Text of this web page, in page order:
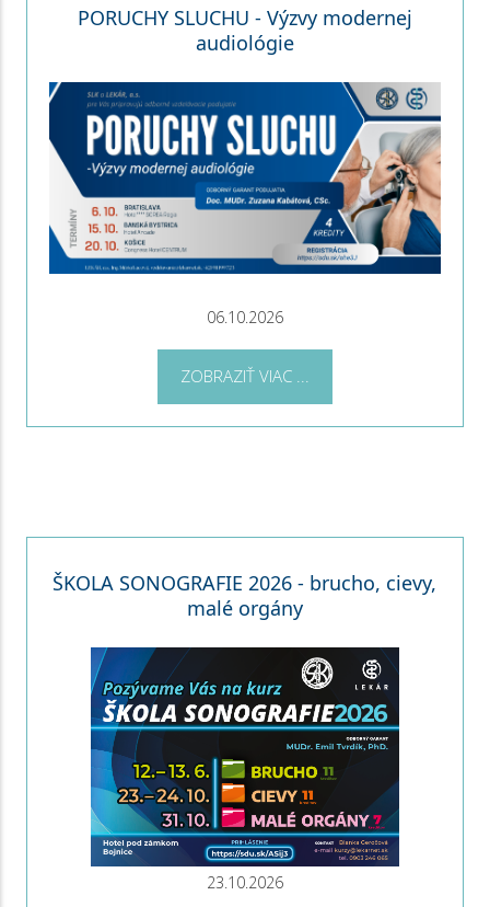
PORUCHY SLUCHU - Výzvy modernej
audiológie
06.10.2026
ZOBRAZIŤ VIAC ...
ŠKOLA SONOGRAFIE 2026 - brucho, cievy,
malé orgány
23.10.2026